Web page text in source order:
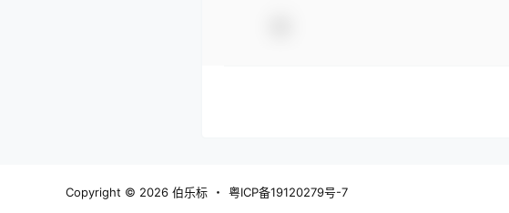
Copyright © 2026 伯乐标 ・ 粤ICP备19120279号-7